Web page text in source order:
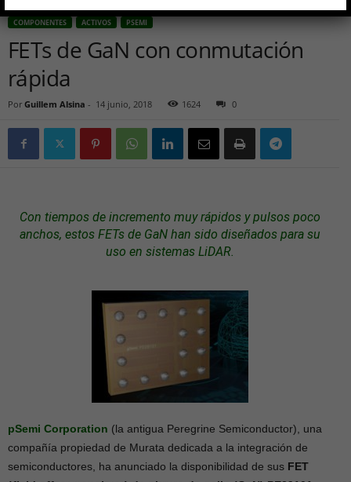
COMPONENTES ACTIVOS PSEMI
FETs de GaN con conmutación
rápida
Por Guillem Alsina - 14 junio, 2018 1624 0
Con tiempos de incremento muy rápidos y pulsos poco
anchos, estos FETs de GaN han sido diseñados para su
uso en sistemasLiDAR.
pSemi Corporation (la antigua Peregrine Semiconductor), una
compañía propiedad de Murata dedicada a la integración de
semiconductores, ha anunciado la disponibilidad de sus FET